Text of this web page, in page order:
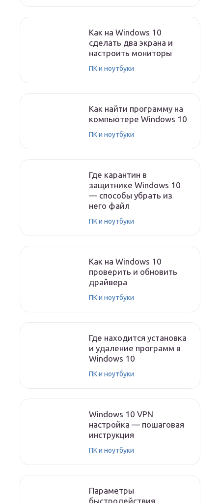
Как на Windows 10
сделать два экрана и
настроить мониторы
ПК и ноутбуки
Как найти программу на
компьютере Windows 10
ПК и ноутбуки
Где карантин в
защитнике Windows 10
— способы убрать из
него файл
ПК и ноутбуки
Как на Windows 10
проверить и обновить
драйвера
ПК и ноутбуки
Где находится установка
и удаление программ в
Windows 10
ПК и ноутбуки
Windows 10 VPN
настройка — пошаговая
инструкция
ПК и ноутбуки
Параметры
быстродействия